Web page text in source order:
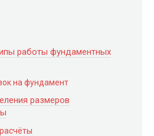
работы фундаментных
на фундамент
размеров